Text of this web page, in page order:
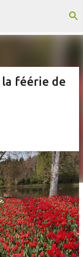
la féérie de